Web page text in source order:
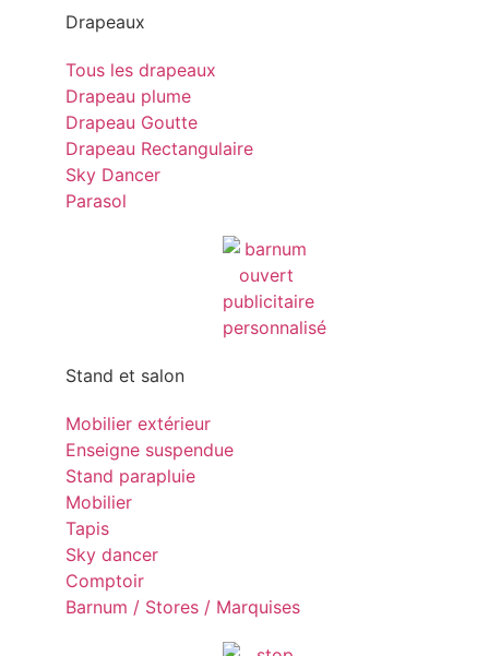
Drapeaux
Tous les drapeaux
Drapeau plume
Drapeau Goutte
Drapeau Rectangulaire
Sky Dancer
Parasol
Stand et salon
Mobilier extérieur
Enseigne suspendue
Stand parapluie
Mobilier
Tapis
Sky dancer
Comptoir
Barnum / Stores / Marquises